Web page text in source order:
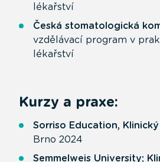
lékařství
Česká stomatologická
vzdělávací program v
lékařství
Kurzy a praxe:
Sorriso Education,
Brno 2024
Semmelweis University;